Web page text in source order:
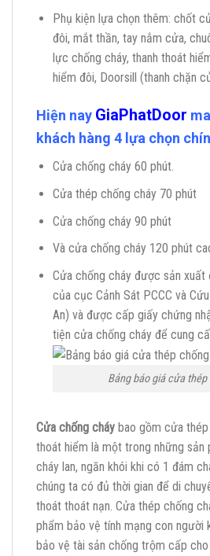
Phụ kiện lựa chọn thêm: chốt
đôi, mắt thần, tay nắm cửa,
lực chống cháy, thanh thoát
hiểm đôi, Doorsill (thanh chặn
Hiện nay GiaPhatDoor
khách hàng 4 lựa chọn
Cửa chống cháy 60 phút.
Cửa thép chống cháy 70 phút
Cửa chống cháy 90 phút
Và cửa chống cháy 120 phút
Cửa chống cháy được sản xuất
của cục Cảnh Sát PCCC và
An) và được cấp giấy chứng
tiện cửa chống cháy để cung
Bảng báo giá cửa
Cửa chống cháy bao gồm cửa
thoát hiểm là một trong những sản
cháy lan, ngăn khói khi có 1 đám
chúng ta có đủ thời gian để di
thoát thoát nạn. Cửa thép chống
phẩm bảo vệ tính mạng con người
bảo vệ tài sản chống trộm cấp cho